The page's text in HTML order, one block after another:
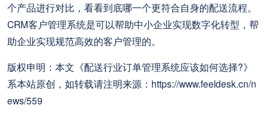
个产品进行对比，看看到底哪一个更符合自身的配送流程。
CRM客户管理系统是可以帮助中小企业实现数字化转型，帮
助企业实现规范高效的客户管理的。
版权申明：本文《配送行业订单管理系统应该如何选择?》
系本站原创，如转载请注明来源：https://www.feeldesk.cn/n
ews/559